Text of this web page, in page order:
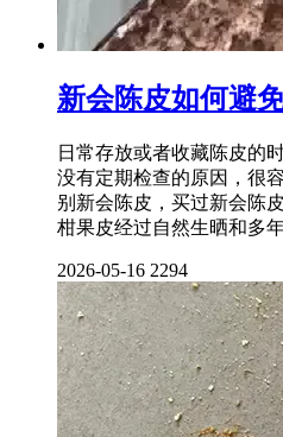
新会陈皮如何避
日常存放或者收藏陈皮的
没有定期检查的原因，很
别新会陈皮，买过新会陈
柑果皮经过自然生晒和多
2026-05-16 2294